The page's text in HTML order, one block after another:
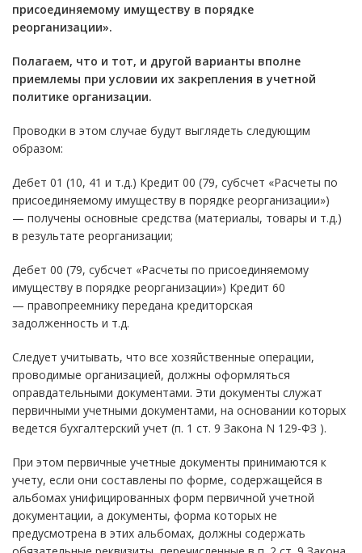
присоединяемому имуществу в порядке
реорганизации».
Полагаем, что и тот, и другой варианты вполне
приемлемы при условии их закрепления в учетной
политике организации.
Проводки в этом случае будут выглядеть следующим
образом:
Дебет 01 (10, 41 и т.д.) Кредит 00 (79, субсчет «Расчеты по
присоединяемому имуществу в порядке реорганизации»)
— получены основные средства (материалы, товары и т.д.)
в результате реорганизации;
Дебет 00 (79, субсчет «Расчеты по присоединяемому
имуществу в порядке реорганизации») Кредит 60
— правопреемнику передана кредиторская
задолженность и т.д.
Следует учитывать, что все хозяйственные операции,
проводимые организацией, должны оформляться
оправдательными документами. Эти документы служат
первичными учетными документами, на основании которых
ведется бухгалтерский учет (п. 1 ст. 9 Закона N 129-ФЗ ).
При этом первичные учетные документы принимаются к
учету, если они составлены по форме, содержащейся в
альбомах унифицированных форм первичной учетной
документации, а документы, форма которых не
предусмотрена в этих альбомах, должны содержать